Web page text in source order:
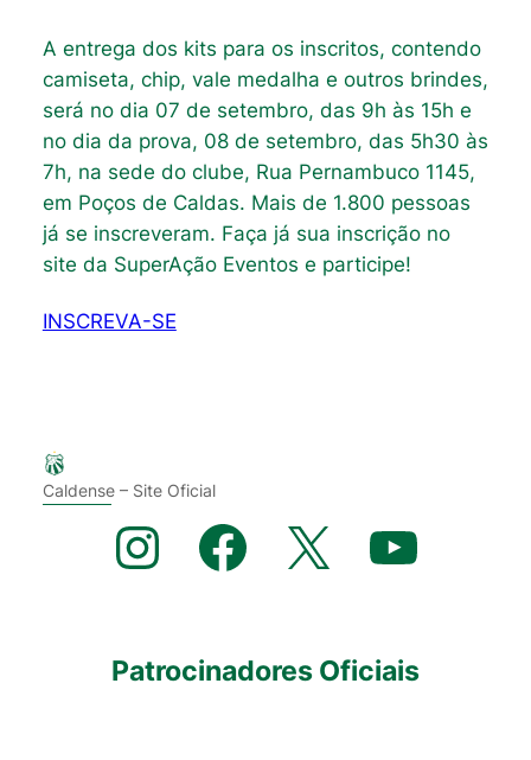
A entrega dos kits para os inscritos, contendo
camiseta, chip, vale medalha e outros brindes,
será no dia 07 de setembro, das 9h às 15h e
no dia da prova, 08 de setembro, das 5h30 às
7h, na sede do clube, Rua Pernambuco 1145,
em Poços de Caldas. Mais de 1.800 pessoas
já se inscreveram. Faça já sua inscrição no
site da SuperAção Eventos e participe!
INSCREVA-SE
Caldense – Site Oficial
Instagram Facebook X YouTube
Patrocinadores Oficiais